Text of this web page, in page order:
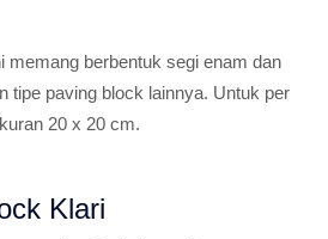
memang berbentuk segi enam dan
tipe paving block lainnya. Untuk per
20 x 20 cm.
Klari